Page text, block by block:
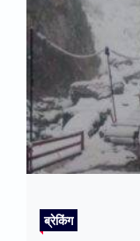
ब्रेकिंग